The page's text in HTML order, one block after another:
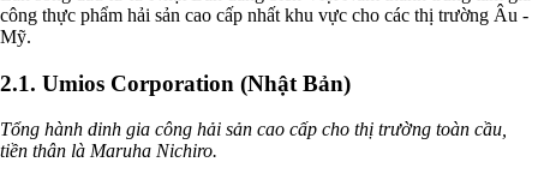
công thực phẩm hải sản cao cấp nhất khu vực cho các thị trường Âu -
Mỹ.
2.1. Umios Corporation (Nhật Bản)
Tổng hành dinh gia công hải sản cao cấp cho thị trường toàn cầu,
tiền thân là Maruha Nichiro.